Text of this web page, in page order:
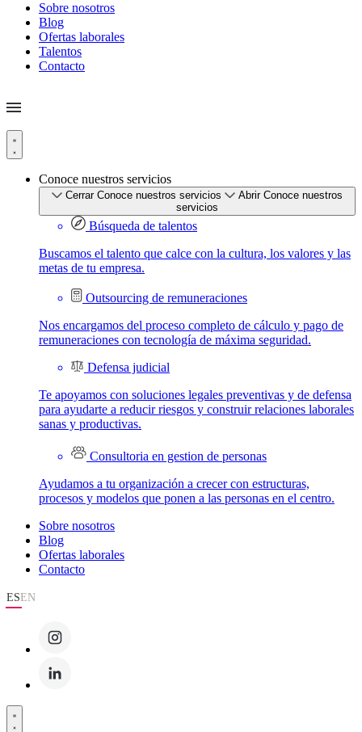
Sobre nosotros
Blog
Ofertas laborales
Talentos
Contacto
Conoce nuestros servicios
Cerrar Conoce nuestros servicios
Abrir Conoce nuestros
servicios
Búsqueda de talentos
Buscamos el talento que calce con la cultura, los valores y las
metas de tu empresa.
Outsourcing de remuneraciones
Nos encargamos del proceso completo de cálculo y pago de
remuneraciones con tecnología de máxima seguridad.
Defensa judicial
Te apoyamos con soluciones legales preventivas y de defensa
para ayudarte a reducir riesgos y construir relaciones laborales
sanas y productivas.
Consultoria en gestion de personas
Ayudamos a tu organización a crecer con estructuras,
procesos y modelos que ponen a las personas en el centro.
Sobre nosotros
Blog
Ofertas laborales
Contacto
ESEN